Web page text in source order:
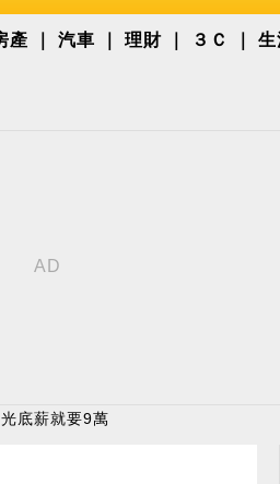
產 汽車 理財 ３Ｃ 生
底薪就要9萬